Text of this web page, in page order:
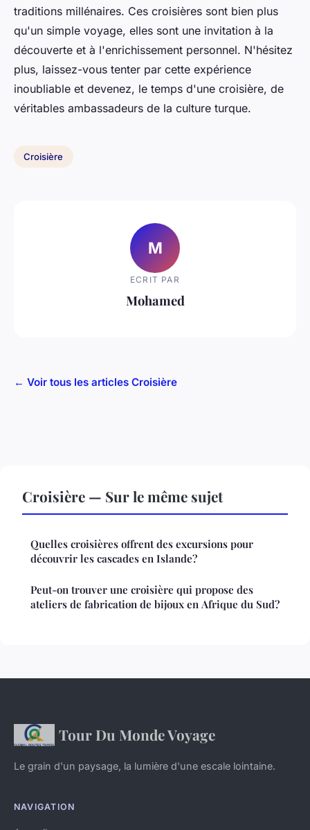
traditions millénaires. Ces croisières sont bien plus
qu'un simple voyage, elles sont une invitation à la
découverte et à l'enrichissement personnel. N'hésitez
plus, laissez-vous tenter par cette expérience
inoubliable et devenez, le temps d'une croisière, de
véritables ambassadeurs de la culture turque.
Croisière
M
ECRIT PAR
Mohamed
← Voir tous les articles Croisière
Croisière — Sur le même sujet
Quelles croisières offrent des excursions pour
découvrir les cascades en Islande?
Peut-on trouver une croisière qui propose des
ateliers de fabrication de bijoux en Afrique du Sud?
Tour Du Monde Voyage
Le grain d'un paysage, la lumière d'une escale lointaine.
NAVIGATION